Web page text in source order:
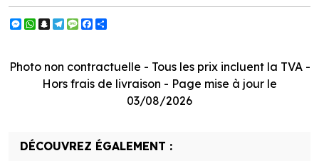
Messenger
WhatsApp
Snapchat
Telegram
Message
Facebook
Photo non contractuelle - Tous les prix incluent la TVA -
Hors frais de livraison - Page mise à jour le
03/08/2026
DÉCOUVREZ ÉGALEMENT :